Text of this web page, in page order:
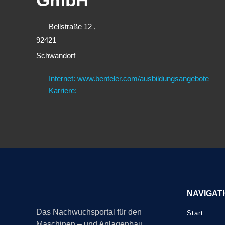
Bellstraße 12 ,
92421
Schwandorf
Internet: www.benteler.com/ausbildungsangebote
Karriere:
Das Nachwuchsportal für den
Start